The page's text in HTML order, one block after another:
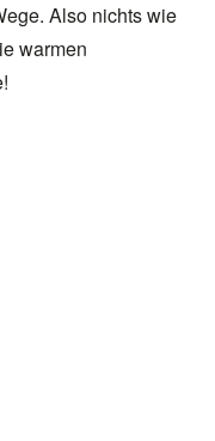
Also nichts wie
warmen